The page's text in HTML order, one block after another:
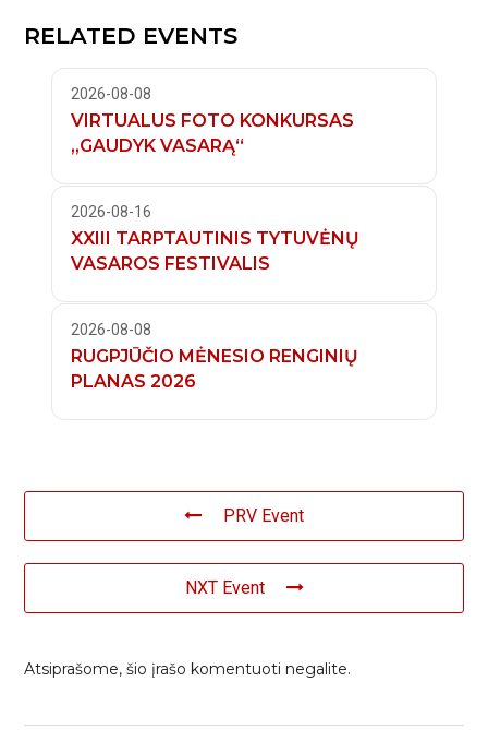
RELATED EVENTS
2026-08-08
VIRTUALUS FOTO KONKURSAS
„GAUDYK VASARĄ“
2026-08-16
XXIII TARPTAUTINIS TYTUVĖNŲ
VASAROS FESTIVALIS
2026-08-08
RUGPJŪČIO MĖNESIO RENGINIŲ
PLANAS 2026
PRV Event
NXT Event
Atsiprašome, šio įrašo komentuoti negalite.